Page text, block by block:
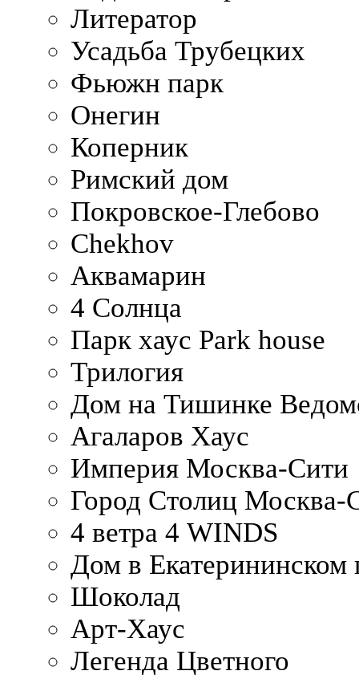
Литератор
Усадьба Трубецких
Фьюжн парк
Онегин
Коперник
Римский дом
Покровское-Глебово
Chekhov
Аквамарин
4 Солнца
Парк хаус Park house
Трилогия
Дом на Тишинке
Агаларов Хаус
Империя Москва-Сити
Город Столиц Москва-
4 ветра 4 WINDS
Дом в Екатерининском
Шоколад
Арт-Хаус
Легенда Цветного